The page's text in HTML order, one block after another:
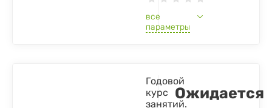
все
параметры
Годовой
курс
занятий.
Ожидается